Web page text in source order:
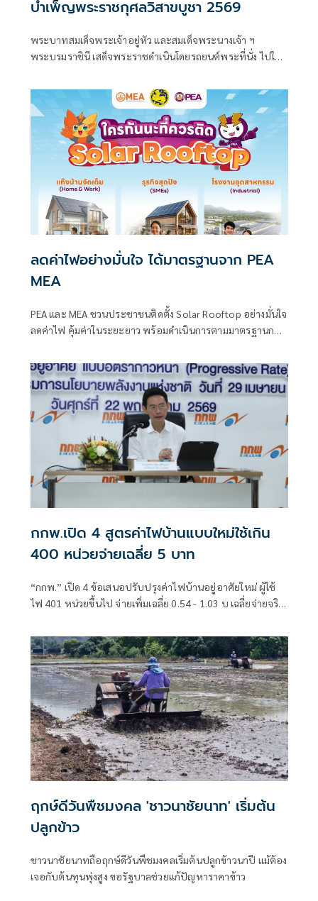
บำเพ็ญพระราชกุศลวิสาขบูชา 2569
พระบาทสมเด็จพระเจ้าอยู่หัว และสมเด็จพระนางเจ้า ฯ
พระบรมราชินี เสด็จพระราชดำเนินโดยรถยนต์พระที่นั่ง ไปใน
บำเพ็ญพระราชกุศลวิสาขบูชา พุทธศักราช 2569 ณ พระ
อุโบสถวัดพระศรีรัตนศาสดาราม พระบรมมหาราชวัง
ลดค่าไฟอย่างมั่นใจ ได้มาตรฐานจาก PEA
MEA
PEA และ MEA ชวนประชาชนติดตั้ง Solar Rooftop อย่างมั่นใจ
ลดค่าไฟ คุ้มค่าในระยะยาว พร้อมดำเนินการตามมาตรฐานการ
กกพ.เปิด 4 สูตรค่าไฟบ้านแบบใหม่ใช้เกิน
400 หน่วยจ่ายเฉลี่ย 5 บาท
“กกพ.” เปิด 4 ข้อเสนอปรับปรุงค่าไฟบ้านอยู่อาศัยใหม่ ผู้ใช้
ไฟ 401 หน่วยขึ้นไป จ่ายเพิ่มเฉลี่ย 0.54 - 1.03 บ เฉลี่ยจ่ายจริง
แรก จ่ายไม่เกินหน่วยละ 3 บาท ขณะที่กลุ่มใช้ไฟ 201 หน่วยขึ้น
ไป คาดเริ่มมีผลบังคับใช้รอบบิลเดือน ก.ค. 69
ฤกษ์ดีวันพืชมงคล 'ชาวนาชัยนาท' เริ่มต้น
ปลูกข้าว
ชาวนาชัยนาทถือฤกษ์ดีวันพืชมงคลเริ่มต้นปลูกข้าวนาปี แม้ต้อง
เจอกับต้นทุนพุ่งสูง ขอรัฐบาลช่วยแก้ปัญหาราคาข้าว